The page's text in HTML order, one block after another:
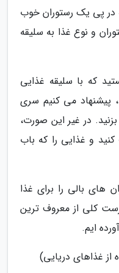
در پی یک رستوران خوب
و نوع غذا به سلیقه
که با سلیقه غذایی
پیشنهاد می کنیم سری
در غیر این صورت،
کنید و غذایی را که باب
های بالی را برای غذا
کلی از معروف ترین
ایم.
از غذاهای دریایی)